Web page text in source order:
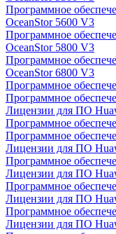
Программное
OceanStor 5600 V3
Программное
OceanStor 5800 V3
Программное
OceanStor 6800 V3
Программное
Программное
Лицензии для ПО
Программное
Программное
Лицензии для ПО
Программное
Лицензии для ПО
Программное
Лицензии для ПО
Программное
Лицензии для ПО